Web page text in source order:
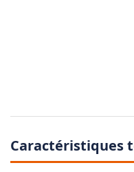
Caractéristiques